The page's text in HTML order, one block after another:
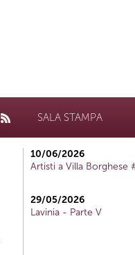
SALA STAMPA
10/06/2026
Artisti a Villa Borghese
29/05/2026
Lavinia - Parte V